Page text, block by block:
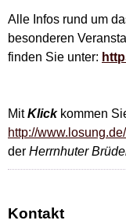
Alle Infos rund um
besonderen
finden Sie unter:
MitKlickkommen
http://
der Herrnhuter
Kontakt